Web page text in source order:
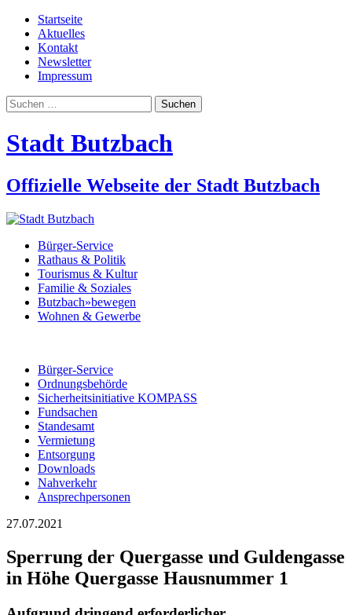
Startseite
Aktuelles
Kontakt
Newsletter
Impressum
Suchen
nach:
Stadt Butzbach
Offizielle Webseite der Stadt Butzbach
Bürger-Service
Rathaus & Politik
Tourismus & Kultur
Familie & Soziales
Butzbach»bewegen
Wohnen & Gewerbe
Bürger-Service
Ordnungsbehörde
Sicherheitsinitiative KOMPASS
Fundsachen
Standesamt
Vermietung
Entsorgung
Downloads
Nahverkehr
Ansprechpersonen
27.07.2021
Sperrung der Quergasse und Guldengasse
in Höhe Quergasse Hausnummer 1